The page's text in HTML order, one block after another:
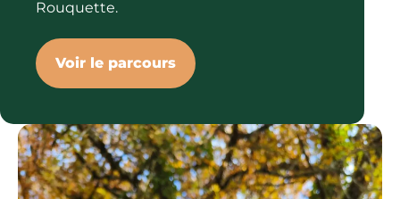
Rouquette.
Voir le parcours